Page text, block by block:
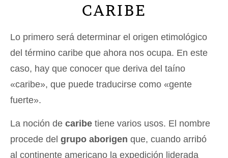
CARIBE
Lo primero será determinar el origen etimológico
del término caribe que ahora nos ocupa. En este
caso, hay que conocer que deriva del taíno
«caribe», que puede traducirse como «gente
fuerte».
La noción de caribe tiene varios usos. El nombre
procede del grupo aborigen que, cuando arribó
al continente americano la expedición liderada